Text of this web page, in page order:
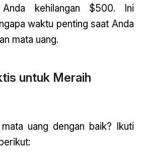
kehilangan $500. Ini
waktu penting saat Anda
mata uang.
untuk Meraih
uang dengan baik? Ikuti